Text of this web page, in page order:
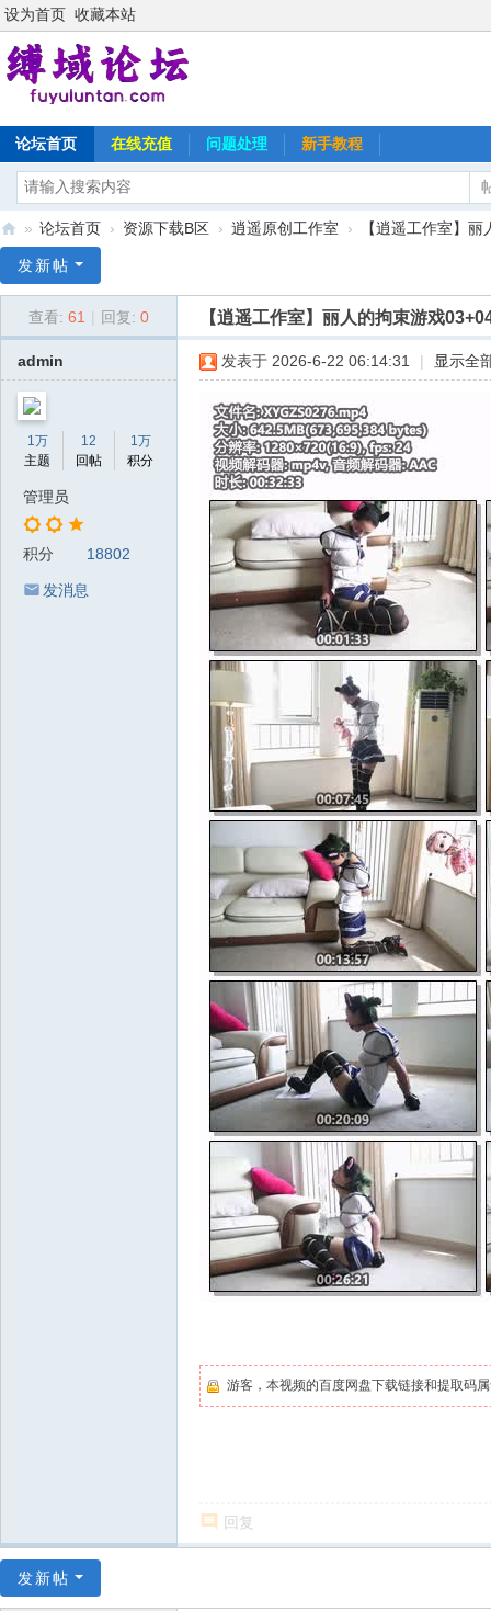
设为首页 收藏本站
论坛首页 在线充值 问题处理 新手教程
域
» 论坛首页 › 资源下载B区 › 逍遥原创工作室 › 【逍遥工作室】
发新帖
查看: 61 回复: 0 【逍遥工作室】丽人的拘束游戏
admin
1万
主题
12
回帖
1万
积分
管理员
积分 18802
发消息
发表于 2026-6-22 06:14:31 显示全
游客，本视频的百度网盘下载链接和提取码
回复
发新帖